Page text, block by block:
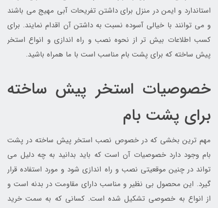
استاندارد و ایمن در منزل برای داشتن تفریحات آبی مهیج می باشند
و می توانند با خیالی آسوده نسبت به داشتن آن اقدام نمایند. برای
کسب اطلاعات بیش تر از نحوه نصب و راه اندازی و انواع استخر
پیش ساخته که برای پشت بام مناسب است با ما همراه باشید.
خصوصیات استخر پیش ساخته
برای پشت بام
مهم ترین بخشی که در خصوص نصب استخر پیش ساخته در پشت
بام وجود دارد خصوصیات آن است که باید بدانید به چه دلیل می
تواند در چنین موقعیتی نصب و راه اندازی شود و مورد استفاده قرار
گیرد. این محصول بی نظیر و مناسب دارای مقاومت در بدنه است و
از انواع به خصوصی تشکیل شده است. کسانی که به سمت خرید